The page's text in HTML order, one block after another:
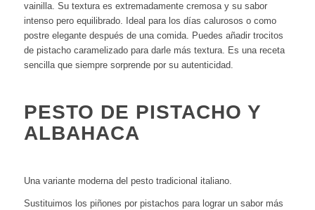
vainilla. Su textura es extremadamente cremosa y su sabor
intenso pero equilibrado. Ideal para los días calurosos o como
postre elegante después de una comida. Puedes añadir trocitos
de pistacho caramelizado para darle más textura. Es una receta
sencilla que siempre sorprende por su autenticidad.
PESTO DE PISTACHO Y
ALBAHACA
Una variante moderna del pesto tradicional italiano.
Sustituimos los piñones por pistachos para lograr un sabor más